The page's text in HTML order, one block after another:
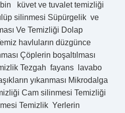
küvet ve tuvalet temizliği
silinmesi Süpürgelik ve
Ve Temizliği Dolap
havluların düzgünce
Çöplerin boşaltılması
Tezgah fayans lavabo
yıkanması Mikrodalga
Cam silinmesi Temizliği
Temizlik Yerlerin